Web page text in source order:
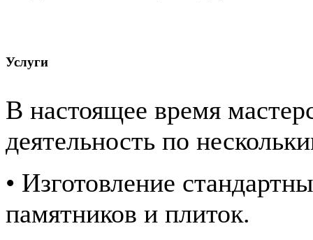
Услуги
В настоящее время
деятельность по
• Изготовление
памятников и плиток.